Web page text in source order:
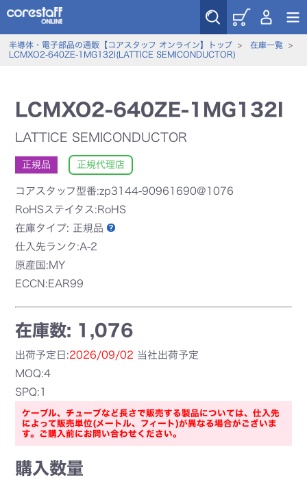
半導体・電子部品の通販【コアスタッフ オンライン】トップ> 在庫一覧>
LCMXO2-640ZE-1MG132I(LATTICE SEMICONDUCTOR)
LCMXO2-640ZE-1MG132I
LATTICE SEMICONDUCTOR
正規品 正規代理店
コアスタッフ型番:zp3144-90961690@1076
RoHSステイタス:RoHS
在庫タイプ: 正規品
仕入先ランク:A-2
原産国:MY
ECCN:EAR99
在庫数: 1,076
出荷予定日:2026/09/02 当社出荷予定
MOQ:4
SPQ:1
ケーブル、チューブなど長さで販売する製品については、仕入先
によって販売単位(メートル、フィート)が異なる場合がございま
す。ご購入前にお問い合わせください。
購入数量